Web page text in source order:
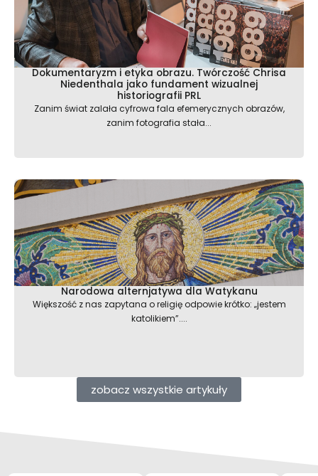
Dokumentaryzm i etyka obrazu. Twórczość Chrisa
Niedenthala jako fundament wizualnej
historiografii PRL
Zanim świat zalała cyfrowa fala efemerycznych obrazów,
zanim fotografia stała...
Narodowa alternjatywa dla Watykanu
Większość z nas zapytana o religię odpowie krótko: „jestem
katolikiem”....
zobacz wszystkie artykuły